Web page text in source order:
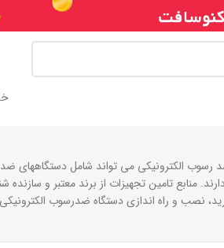
الکترونیکی می تواند شامل دستگاههای
نصب و راه اندازی دستگاه ضدرسوب